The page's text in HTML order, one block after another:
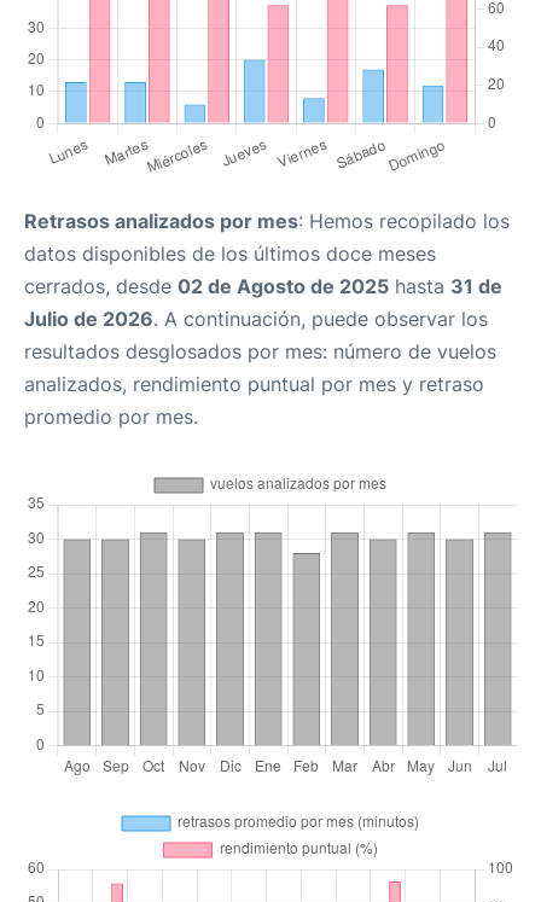
Retrasos analizados por mes: Hemos recopilado los
datos disponibles de los últimos doce meses
cerrados, desde 02 de Agosto de 2025 hasta 31 de
Julio de 2026. A continuación, puede observar los
resultados desglosados por mes: número de vuelos
analizados, rendimiento puntual por mes y retraso
promedio por mes.